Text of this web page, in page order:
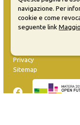
MATERA WELCOME
Privacy
Sitemap
navigazione. Per
cookie e come
seguente link